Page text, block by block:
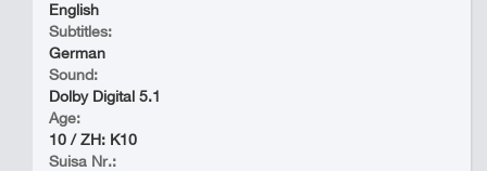
English
Subtitles:
German
Sound:
Dolby Digital 5.1
Age:
10 / ZH: K10
Suisa Nr.: